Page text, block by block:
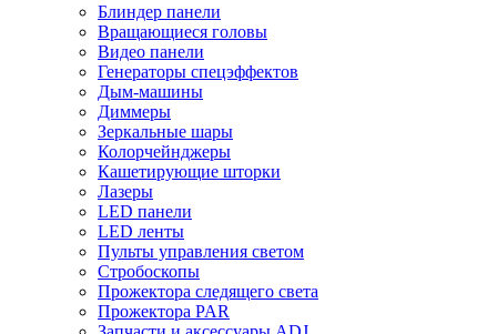
Блиндер панели
Вращающиеся головы
Видео панели
Генераторы спецэффектов
Дым-машины
Диммеры
Зеркальные шары
Колорчейнджеры
Кашетирующие шторки
Лазеры
LED панели
LED ленты
Пульты управления светом
Стробоскопы
Прожектора следящего света
Прожектора PAR